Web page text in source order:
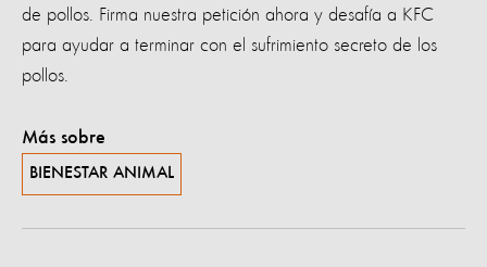
de pollos. Firma nuestra petición ahora y desafía a KFC
para ayudar a terminar con el sufrimiento secreto de los
pollos.
Más sobre
BIENESTAR ANIMAL